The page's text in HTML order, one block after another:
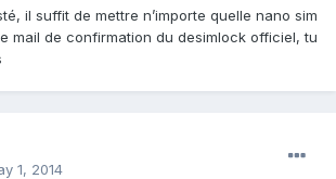
il suffit de mettre n’importe quelle nano sim
mail de confirmation du desimlock officiel, tu
1, 2014